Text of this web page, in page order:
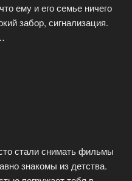
ему и его семье ничего
забор, сигнализация.
стали снимать фильмы
знакомы из детства.